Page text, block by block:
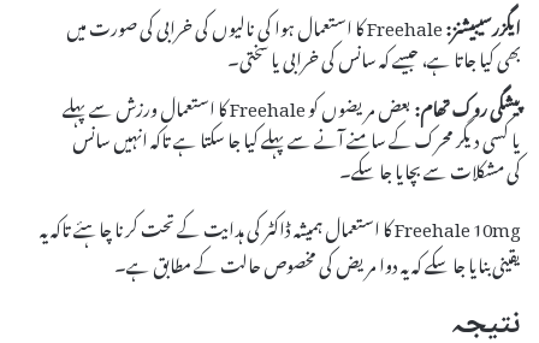
ایگزرسیبیشنز:
Freehale کا استعمال ہوا کی نالیوں کی خرابی کی صورت میں
بھی کیا جاتا ہے، جیسے کہ سانس کی خرابی یا سختی۔
پیشگی روک تھام:
بعض مریضوں کو Freehale کا استعمال ورزش سے پہلے
یا کسی دیگر محرک کے سامنے آنے سے پہلے کیا جا سکتا ہے تاکہ انہیں سانس
کی مشکلات سے بچایا جا سکے۔
Freehale 10mg کا استعمال ہمیشہ ڈاکٹر کی ہدایت کے تحت کرنا چاہئے تاکہ یہ
یقینی بنایا جا سکے کہ یہ دوا مریض کی مخصوص حالت کے مطابق ہے۔
نتیجہ